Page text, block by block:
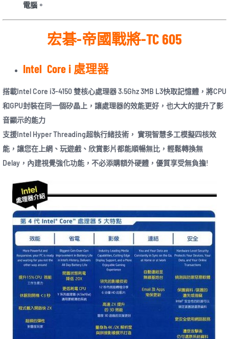
電腦 。
宏碁-帝國戰將-TC 605
Intel Core i 處理器
搭載Intel Core i3-4150 雙核心處理器 3.5Ghz 3MB L3快取記憶體，將CPU
和GPU封裝在同一個矽晶上，讓處理器的效能更好，也大大的提升了影
音顯示的能力
支援Intel Hyper Threading超執行緒技術， 實現智慧多工模擬四核效
能，讓您在上網、玩遊戲、欣賞影片都能順暢無比，輕鬆轉換無
Delay，內建視覺強化功能，不必添購額外硬體，優質享受無負擔!